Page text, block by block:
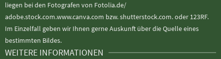
liegen bei den Fotografen von Fotolia.de/
adobe.stock.com.www.canva.com bzw. shutterstock.com. oder 123RF.
Im Einzelfall geben wir Ihnen gerne Auskunft über die Quelle eines
bestimmten Bildes.
WEITERE INFORMATIONEN